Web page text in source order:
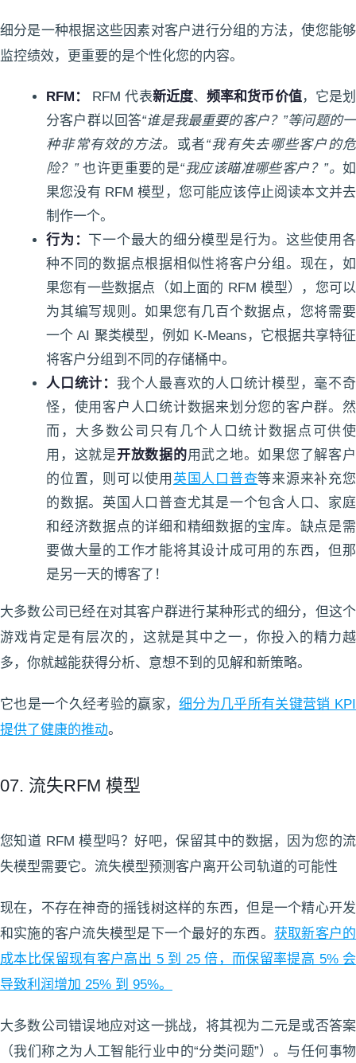
细分是一种根据这些因素对客户进行分组的方法，使您能够
监控绩效，更重要的是个性化您的内容。
RFM： RFM 代表新近度、频率和货币价值，它是划
分客户群以回答“谁是我最重要的客户？”等问题的一
种非常有效的方法。 或者“我有失去哪些客户的危
险？”也许更重要的是“我应该瞄准哪些客户？”。如
果您没有 RFM 模型，您可能应该停止阅读本文并去
制作一个。
行为： 下一个最大的细分模型是行为。这些使用各
种不同的数据点根据相似性将客户分组。现在，如
果您有一些数据点（如上面的 RFM 模型），您可以
为其编写规则。如果您有几百个数据点，您将需要
一个 AI 聚类模型，例如 K-Means，它根据共享特征
将客户分组到不同的存储桶中。
人口统计： 我个人最喜欢的人口统计模型，毫不奇
怪，使用客户人口统计数据来划分您的客户群。然
而，大多数公司只有几个人口统计数据点可供使
用，这就是开放数据的用武之地。如果您了解客户
的位置，则可以使用 英国人口普查等来源来补充您
的数据。英国人口普查尤其是一个包含人口、家庭
和经济数据点的详细和精细数据的宝库。缺点是需
要做大量的工作才能将其设计成可用的东西，但那
是另一天的博客了！
大多数公司已经在对其客户群进行某种形式的细分，但这个
游戏肯定是有层次的，这就是其中之一，你投入的精力越
多，你就越能获得分析、意想不到的见解和新策略。
它也是一个久经考验的赢家，细分为几乎所有关键营销 KPI
提供了健康的推动。
07. 流失RFM 模型
您知道 RFM 模型吗？好吧，保留其中的数据，因为您的流
失模型需要它。流失模型预测客户离开公司轨道的可能性
现在，不存在神奇的摇钱树这样的东西，但是一个精心开发
和实施的客户流失模型是下一个最好的东西。 获取新客户的
成本比保留现有客户高出 5 到 25 倍，而保留率提高 5% 会
导致利润增加 25% 到 95%。
大多数公司错误地应对这一挑战，将其视为二元是或否答案
（我们称之为人工智能行业中的“分类问题”）。与任何事物